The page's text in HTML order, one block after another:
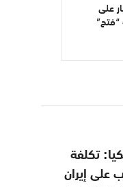
على
تكلفة
على إيران